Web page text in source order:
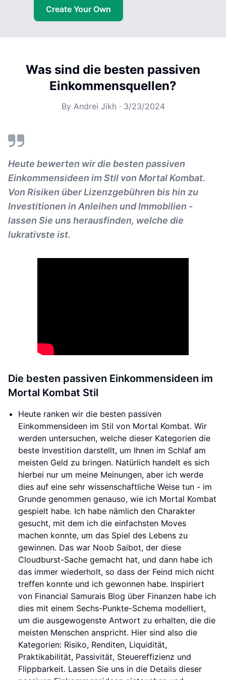
Create Your Own
Was sind die besten passiven
Einkommensquellen?
By Andrei Jikh· 3/23/2024
Heute bewerten wir die besten passiven
Einkommensideen im Stil von Mortal Kombat.
Von Risiken über Lizenzgebühren bis hin zu
Investitionen in Anleihen und Immobilien -
lassen Sie uns herausfinden, welche die
lukrativste ist.
Die besten passiven Einkommensideen im
Mortal Kombat Stil
Heute ranken wir die besten passiven
Einkommensideen im Stil von Mortal Kombat. Wir
werden untersuchen, welche dieser Kategorien die
beste Investition darstellt, um Ihnen im Schlaf am
meisten Geld zu bringen. Natürlich handelt es sich
hierbei nur um meine Meinungen, aber ich werde
dies auf eine sehr wissenschaftliche Weise tun - im
Grunde genommen genauso, wie ich Mortal Kombat
gespielt habe. Ich habe nämlich den Charakter
gesucht, mit dem ich die einfachsten Moves
machen konnte, um das Spiel des Lebens zu
gewinnen. Das war Noob Saibot, der diese
Cloudburst-Sache gemacht hat, und dann habe ich
das immer wiederholt, so dass der Feind mich nicht
treffen konnte und ich gewonnen habe. Inspiriert
von Financial Samurais Blog über Finanzen habe ich
dies mit einem Sechs-Punkte-Schema modelliert,
um die ausgewogenste Antwort zu erhalten, die die
meisten Menschen anspricht. Hier sind also die
Kategorien: Risiko, Renditen, Liquidität,
Praktikabilität, Passivität, Steuereffizienz und
Flippbarkeit. Lassen Sie uns in die Details dieser